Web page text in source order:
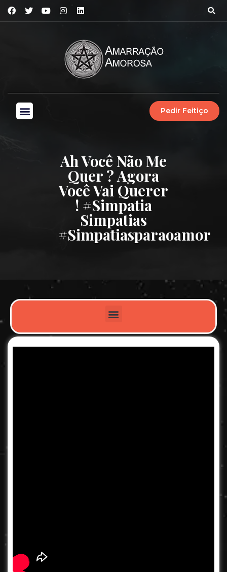
Pedir Feitiço
Ah Você Não Me
Quer ? Agora
Você Vai Querer
! #simpatia
Simpatias
#simpatiasparaoamor